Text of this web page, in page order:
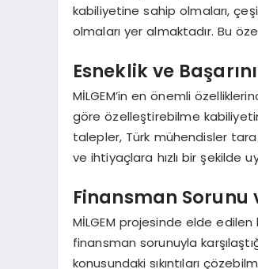
kabiliyetine sahip olmaları,
olmaları yer almaktadır. Bu
Esneklik ve
MİLGEM’in en önemli
göre özelleştirebilme
talepler, Türk mühendisler
ve ihtiyaçlara hızlı bir şekilde
Finansman Sorunu
MİLGEM projesinde elde
finansman sorunuyla
konusundaki sıkıntıları